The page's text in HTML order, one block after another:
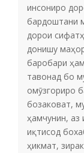
инсониро
бардоштани
дорои
донишу
баробари
тавонад бо
омӯзгориро
бозаковат,
ҳамчунин, аз
иқтисод
ҳикмат,